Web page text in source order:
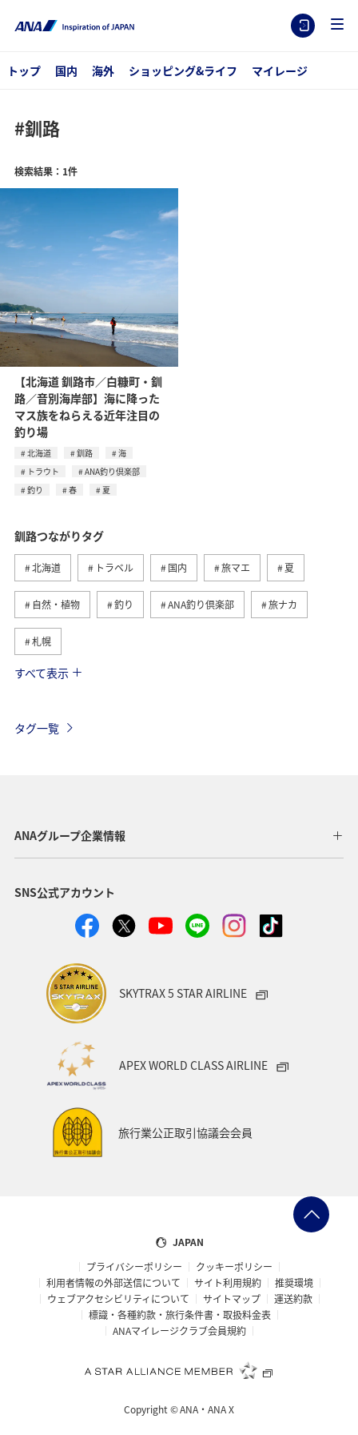
トップ 国内 海外 ショッピング&ライフ マイレージ
#釧路
検索結果：1件
【北海道 釧路市／白糠町・釧
路／音別海岸部】海に降った
マス族をねらえる近年注目の
釣り場
北海道 釧路
海
トラウト
ANA釣り倶楽部
釣り
春 夏
釧路つながりタグ
北海道 トラベル 国内 旅マエ 夏
自然・植物 釣り ANA釣り倶楽部 旅ナカ
札幌
趣味
すべて表示
タグ一覧
ANAグループ企業情報
SNS公式アカウント
SKYTRAX 5 STAR AIRLINE
APEX WORLD CLASS AIRLINE
旅行業公正取引協議会会員
JAPAN
プライバシーポリシー
クッキーポリシー
利用者情報の外部送信について
サイト利用規約
推奨環境
ウェブアクセシビリティについて
サイトマップ
運送約款
標識・各種約款・旅行条件書・取扱料金表
ANAマイレージクラブ会員規約
Copyright ©ANA・ANA X